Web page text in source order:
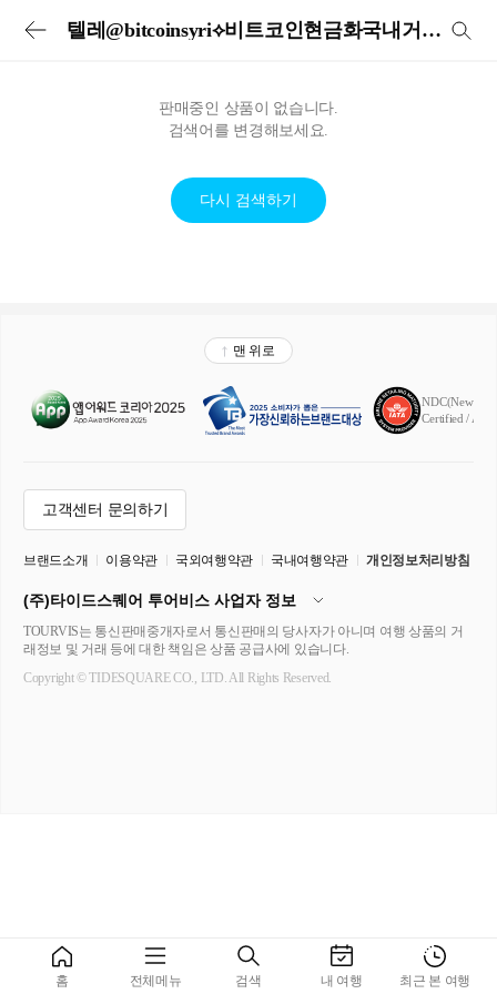
텔레@bitcoinsyri⟡비트코인현금화국내거래소fds출금시간
판매중인 상품이 없습니다.
검색어를 변경해보세요.
다시 검색하기